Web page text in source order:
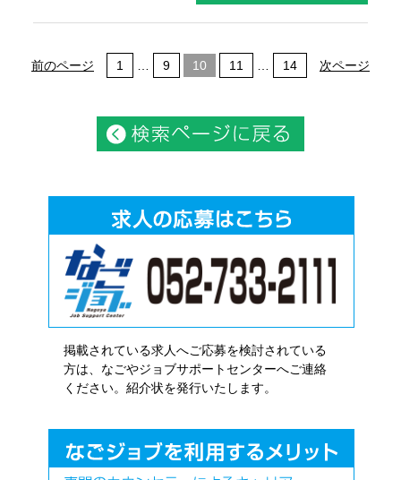
前のページ 1 9 10 11 14 次ページ
掲載されている求人へご応募を検討されている
方は、なごやジョブサポートセンターへご連絡
ください。紹介状を発行いたします。